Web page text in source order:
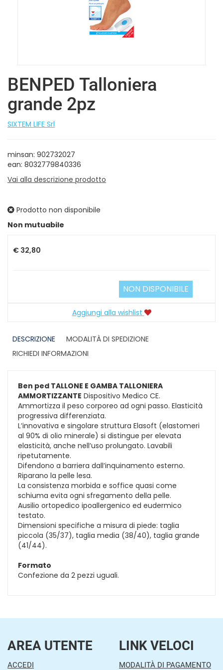
BENPED Talloniera
grande 2pz
SIXTEM LIFE Srl
minsan: 902732027
ean: 8032779840336
Vai alla descrizione prodotto
Prodotto non disponibile
Non mutuabile
Prezzo
€ 32,80
NON DISPONIBILE
Aggiungi alla wishlist
DESCRIZIONE
MODALITÀ DI SPEDIZIONE
RICHIEDI INFORMAZIONI
Ben ped TALLONE E GAMBA TALLONIERA
AMMORTIZZANTE Dispositivo Medico CE.
Ammortizza il peso corporeo ad ogni passo. Elasticità
progressiva differenziata.
L’innovativa e singolare struttura Elasoft (elastomeri
al 90% di olio minerale) si distingue per elevata
elasticità, anche nell’uso prolungato. Lavabili
ripetutamente.
Difendono a barriera dall’inquinamento esterno.
Riparano la pelle lesa.
La consistenza morbida e soffice quasi come
schiuma evita ogni sfregamento della pelle.
Ausilio ortopedico ipoallergenico ed eudermico
testato.
Dimensioni specifiche a misura di piede: taglia
piccola (35/37), taglia media (38/40), taglia grande
(41/44).
Formato
Confezione da 2 pezzi uguali.
AREA UTENTE
ACCEDI
LINK VELOCI
MODALITÀ DI PAGAMENTO